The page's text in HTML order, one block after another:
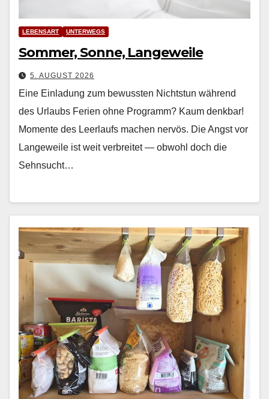
LEBENSART UNTERWEGS
Sommer, Sonne, Langeweile
5. AUGUST 2026
Eine Einladung zum bewussten Nichtstun während
des Urlaubs Ferien ohne Pro­gramm? Kaum denkbar!
Momente des Leer­laufs machen nervös. Die Angst vor
Langeweile ist weit ver­bre­it­et — obwohl doch die
Sehn­sucht…